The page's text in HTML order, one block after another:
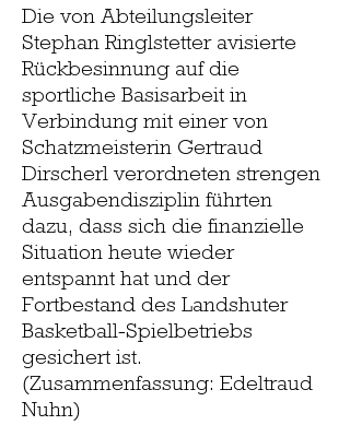
Die von Abteilungsleiter
Stephan Ringlstetter avisierte
Rückbesinnung auf die
sportliche Basisarbeit in
Verbindung mit einer von
Schatzmeisterin Gertraud
Dirscherl verordneten strengen
Ausgabendisziplin führten
dazu, dass sich die finanzielle
Situation heute wieder
entspannt hat und der
Fortbestand des Landshuter
Basketball-Spielbetriebs
gesichert ist.
(Zusammenfassung: Edeltraud
Nuhn)